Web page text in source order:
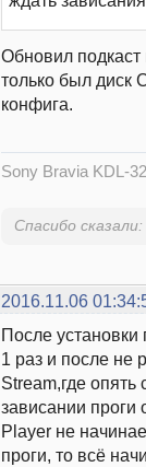
Обновил
только был диск
конфига.
Sony Bravia KDL-
Спасибо сказали:
2016.11.06
После установки
1 раз и после не
Stream,где опять
зависании проги
Player не
проги, то всё